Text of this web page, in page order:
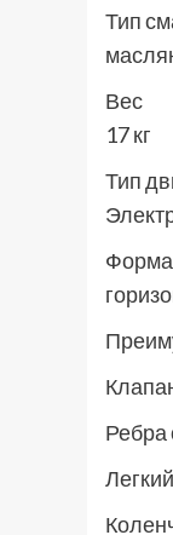
Тип
Вес
17 кг
Тип
Форма
Ребра